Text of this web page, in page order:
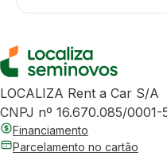
LOCALIZA Rent a Car S/A
CNPJ nº 16.670.085/0001-
Financiamento
Parcelamento no cartão